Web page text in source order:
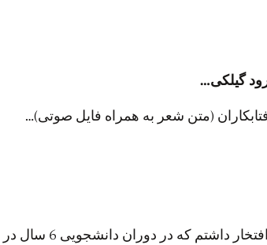
گیلکی…
(متن شعر به همراه فایل صوتی)…
با سلام و